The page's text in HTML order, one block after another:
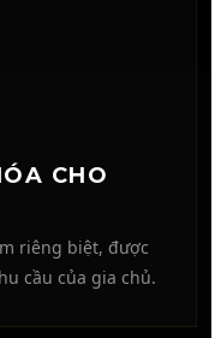
CHO
riêng biệt, được
cầu của gia chủ.